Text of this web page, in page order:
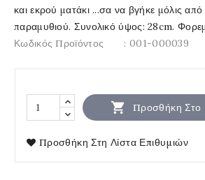
και εκρού ματάκι ...σα να βγήκε μόλις
παραμυθιού. Συνολικό ύψος: 28cm.
Κωδικός Προϊόντος
: 001-000039
 Προσθήκη Στο
Προσθήκη Στη Λίστα Επιθυμιών